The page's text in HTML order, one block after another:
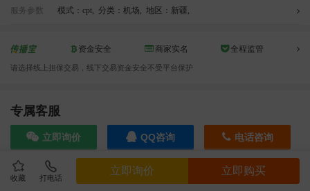
收藏 打电话
立即询价 立即购买
03:42:33 158****0746
联系了该媒体所在商家
04:16:44
181****0078
联系了该媒体所在商家
03:40:56
10:08:47 155****5272 联系了该媒体所在商家
02:32:27 176****3456
联系了该媒体所在商家
182****6963 联系了该媒体所在商家
11:44:28
联系了该媒体所在商家
服务参数 模式：cpt, 分类：机场, 地区：新疆 ,
资金安全 商家实名 全程监管
请选择线上担保交易，线下交易资金安全不受平台保护
专属客服
立即询价 QQ咨询 电话咨询
效果截图